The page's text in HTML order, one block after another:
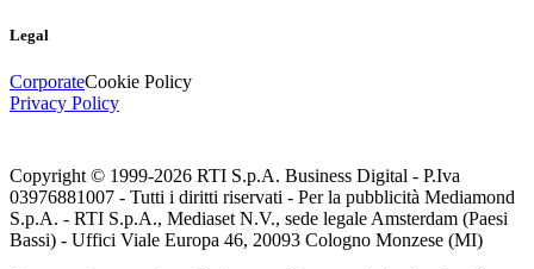
Legal
CorporateCookie Policy
Privacy Policy
Copyright © 1999-2026 RTI S.p.A. Business Digital - P.Iva
03976881007 - Tutti i diritti riservati - Per la pubblicità Mediamond
S.p.A. - RTI S.p.A., Mediaset N.V., sede legale Amsterdam (Paesi
Bassi) - Uffici Viale Europa 46, 20093 Cologno Monzese (MI)